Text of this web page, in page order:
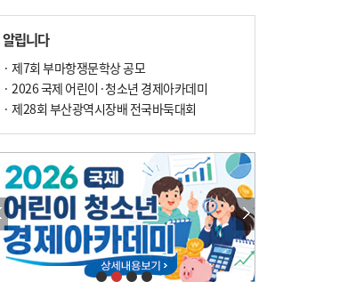
알립니다
· 제7회 부마항쟁문학상 공모
· 2026 국제 어린이·청소년 경제아카데미
· 제28회 부산광역시장배 전국바둑대회